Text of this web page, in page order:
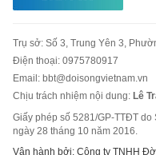
Trụ sở: Số 3, Trung Yên 3,
Điện thoại: 0975780917
Email : bbt@doisongvietnam.vn
Chịu trách nhiệm nội dung: Lê
Giấy phép số 5281/GP-TTĐT
ngày 28 tháng 10 năm 2016.
Vận hành bởi: Công ty TNHH